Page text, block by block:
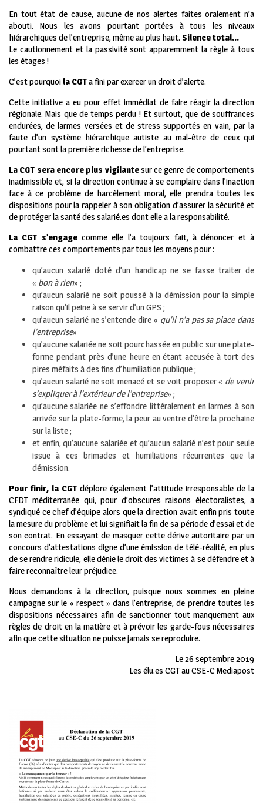
En tout état de cause, aucune de nos alertes faites oralement n’a
abouti. Nous les avons pourtant portées à tous les niveaux
hiérarchiques de l’entreprise, même au plus haut. Silence total…
Le cautionnement et la passivité sont apparemment la règle à tous
les étages !
C’est pourquoi la CGTa fini par exercer un droit d’alerte.
Cette initiative a eu pour effet immédiat de faire réagir la direction
régionale. Mais que de temps perdu ! Et surtout, que de souffrances
endurées, de larmes versées et de stress supportés en vain, par la
faute d’un système hiérarchique autiste au mal-être de ceux qui
pourtant sont la première richesse de l’entreprise.
La CGT sera encore plus vigilantesur ce genre de comportements
inadmissible et, si la direction continue à se complaire dans l’inaction
face à ce problème de harcèlement moral, elle prendra toutes les
dispositions pour la rappeler à son obligation d’assurer la sécurité et
de protéger la santé des salarié.es dont elle a la responsabilité.
La CGT s’engagecomme elle l’a toujours fait, à dénoncer et à
combattre ces comportements par tous les moyens pour :
qu’aucun salarié doté d’un handicap ne se fasse traiter de
« bon à rien» ;
qu’aucun salarié ne soit poussé à la démission pour la simple
raison qu’il peine à se servir d’un GPS ;
qu’aucun salarié ne s’entende dire « qu’il n’a pas sa place dans
l’entreprise»
qu’aucune salariée ne soit pourchassée en public sur une plate-
forme pendant près d’une heure en étant accusée à tort des
pires méfaits à des fins d’humiliation publique ;
qu’aucun salarié ne soit menacé et se voit proposer « de venir
s’expliquer à l’extérieur de l’entreprise» ;
qu’aucune salariée ne s’effondre littéralement en larmes à son
arrivée sur la plate-forme, la peur au ventre d’être la prochaine
sur la liste ;
et enfin, qu’aucune salariée et qu’aucun salarié n’est pour seule
issue à ces brimades et humiliations récurrentes que la
démission.
Pour finir, la CGT déplore également l’attitude irresponsable de la
CFDT méditerranée qui, pour d’obscures raisons électoralistes, a
syndiqué ce chef d’équipe alors que la direction avait enfin pris toute
la mesure du problème et lui signifiait la fin de sa période d’essai et de
son contrat. En essayant de masquer cette dérive autoritaire par un
concours d’attestations digne d’une émission de télé-réalité, en plus
de se rendre ridicule, elle dénie le droit des victimes à se défendre et à
faire reconnaître leur préjudice.
Nous demandons à la direction, puisque nous sommes en pleine
campagne sur le « respect » dans l’entreprise, de prendre toutes les
dispositions nécessaires afin de sanctionner tout manquement aux
règles de droit en la matière et à prévoir les garde-fous nécessaires
afin que cette situation ne puisse jamais se reproduire.
Le 26 septembre 2019
Les élu.es CGT au CSE-C Mediapost